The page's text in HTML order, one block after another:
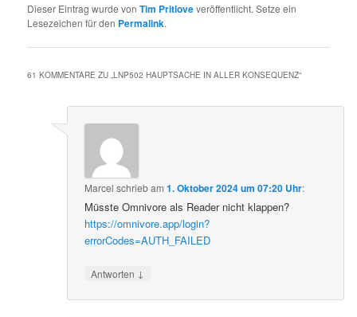
Dieser Eintrag wurde vonTim Pritloveveröffentlicht. Setze ein
Lesezeichen für den Permalink.
61 KOMMENTARE ZU „LNP502 HAUPTSACHE IN ALLER KONSEQUENZ“
Marcel schriebam1. Oktober 2024 um 07:20 Uhr:
Müsste Omnivore als Reader nicht klappen?
https://omnivore.app/login?
errorCodes=AUTH_FAILED
Antworten ↓